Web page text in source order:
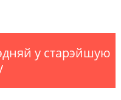
у старэйшую